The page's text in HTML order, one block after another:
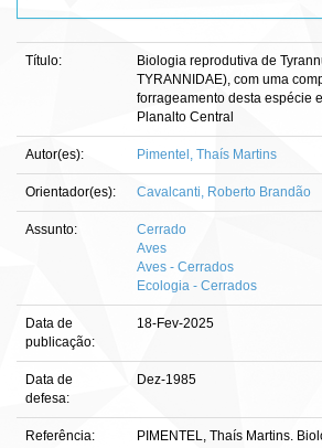
Título:
Biologia reprodutiva de
TYRANNIDAE), com uma
forrageamento desta espécie
Planalto Central
Autor(es): Pimentel, Thaís Martins
Orientador(es): Cavalcanti, Roberto Brandão
Assunto:
Cerrado
Aves
Aves - Cerrados
Ecologia - Cerrados
Data de
publicação:
18-Fev-2025
Data de
defesa:
Dez-1985
Referência:
PIMENTEL, Thaís Martins.